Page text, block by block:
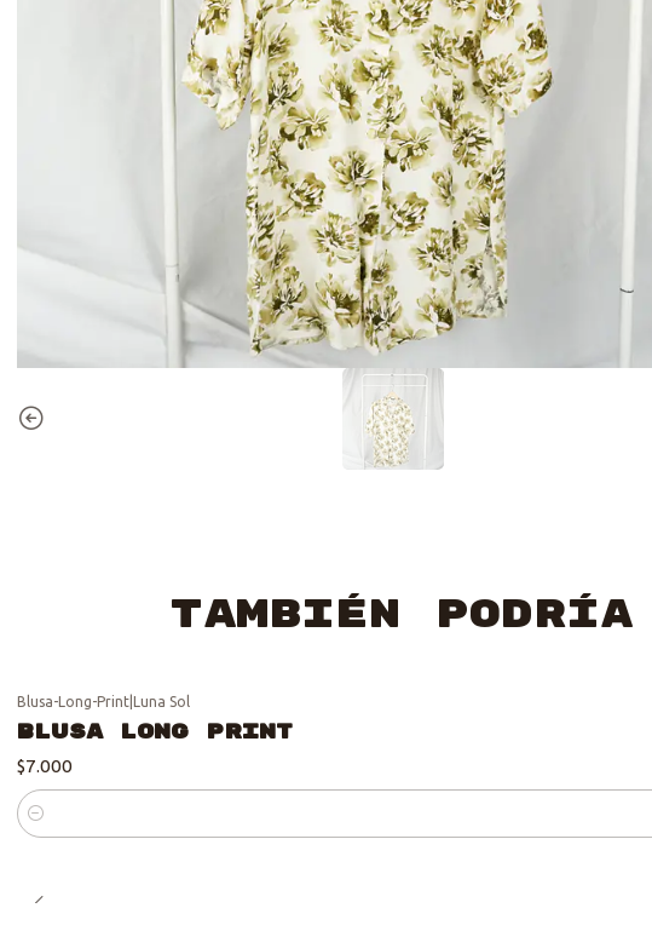
También
Blusa-Long-Print| Luna Sol
Blusa Long Print
$7.000
Cantidad